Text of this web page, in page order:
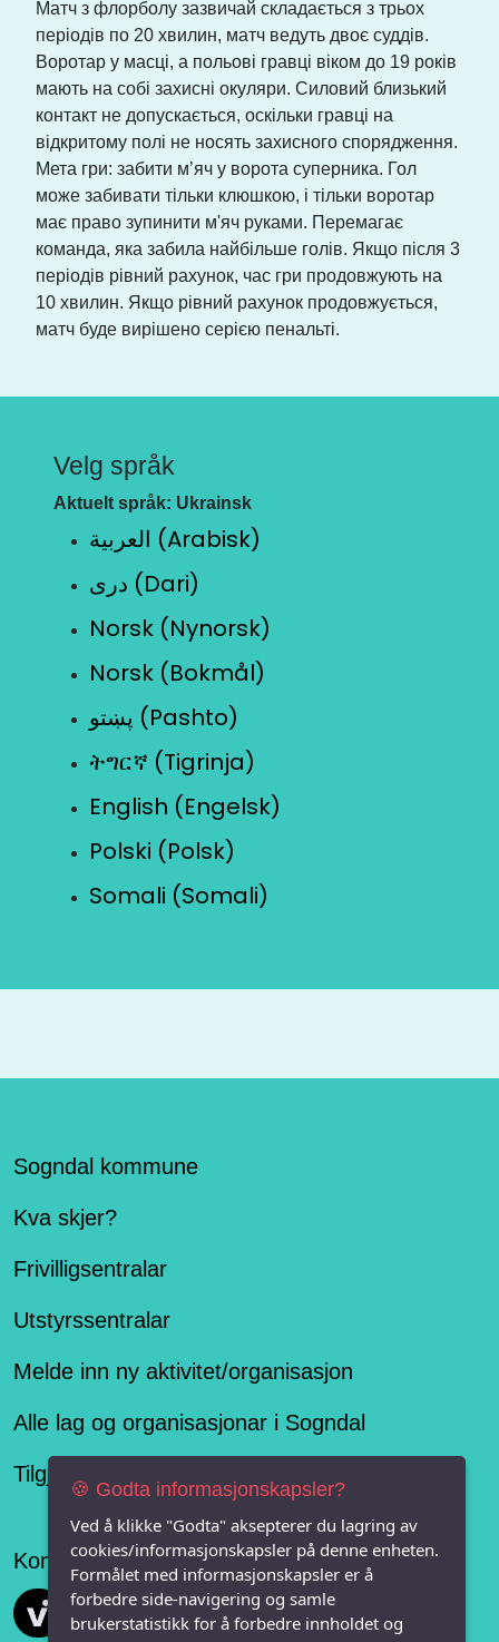
Матч з флорболу зазвичай складається з трьох
періодів по 20 хвилин, матч ведуть двоє суддів.
Воротар у масці, а польові гравці віком до 19 років
мають на собі захисні окуляри. Силовий близький
контакт не допускається, оскільки гравці на
відкритому полі не носять захисного спорядження.
Мета гри: забити м’яч у ворота суперника. Гол
може забивати тільки клюшкою, і тільки воротар
має право зупинити м'яч руками. Перемагає
команда, яка забила найбільше голів. Якщо після 3
періодів рівний рахунок, час гри продовжують на
10 хвилин. Якщо рівний рахунок продовжується,
матч буде вирішено серією пенальті.
Velg språk
Aktuelt språk: Ukrainsk
العربية (Arabisk)
دری (Dari)
Norsk (Nynorsk)
Norsk (Bokmål)
پښتو (Pashto)
ትግርኛ (Tigrinja)
English (Engelsk)
Polski (Polsk)
Somali (Somali)
Sogndal kommune
Kva skjer?
Frivilligsentralar
Utstyrssentralar
Melde inn ny aktivitet/organisasjon
Alle lag og organisasjonar i Sogndal
Tilgjengelegheitserklæring
Konseptet er levert av
Vi FRITID
🍪 Godta informasjonskapsler?
Ved å klikke "Godta" aksepterer du lagring av
cookies/informasjonskapsler på denne enheten.
Formålet med informasjonskapsler er å
forbedre side-navigering og samle
brukerstatistikk for å forbedre innholdet og